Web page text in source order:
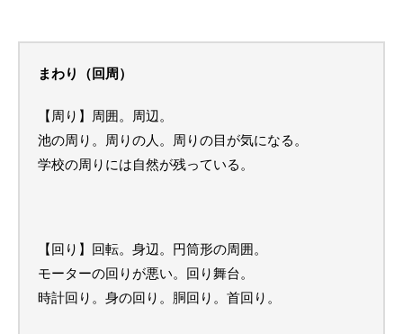
まわり（回周）
【周り】周囲。周辺。
池の周り。周りの人。周りの目が気になる。
学校の周りには自然が残っている。
【回り】回転。身辺。円筒形の周囲。
モーターの回りが悪い。回り舞台。
時計回り。身の回り。胴回り。首回り。